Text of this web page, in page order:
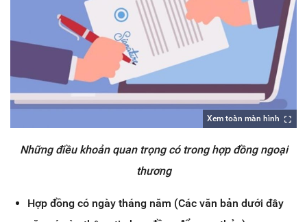
Xem toàn màn hình
Những điều khoản quan trọng có trong hợp đồng ngoại
thương
Hợp đồng có ngày tháng năm (Các văn bản dưới đây